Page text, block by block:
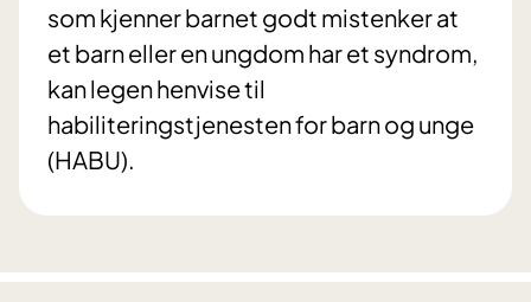
som kjenner barnet godt mistenker at
et barn eller en ungdom har et syndrom,
kan legen henvise til
habiliteringstjenesten for barn og unge
(HABU).